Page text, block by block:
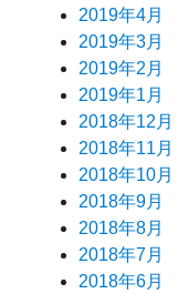
2019年4月
2019年3月
2019年2月
2019年1月
2018年12月
2018年11月
2018年10月
2018年9月
2018年8月
2018年7月
2018年6月